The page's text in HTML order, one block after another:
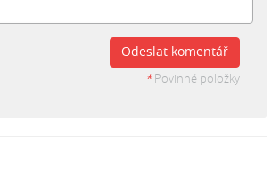
Odeslat komentář
*Povinné položky